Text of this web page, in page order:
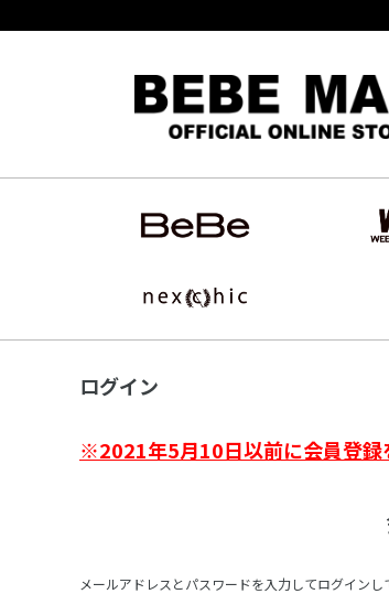
ログイン
※2021年5月10日以前に会員登録
メールアドレスとパスワードを入力してログインし